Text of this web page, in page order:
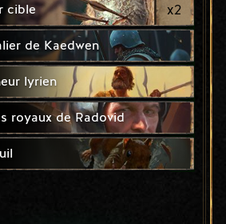
cible x2
de Kaedwen
lyrien
royaux de Radovid